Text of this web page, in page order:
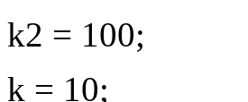
k2 = 100;
k = 10;